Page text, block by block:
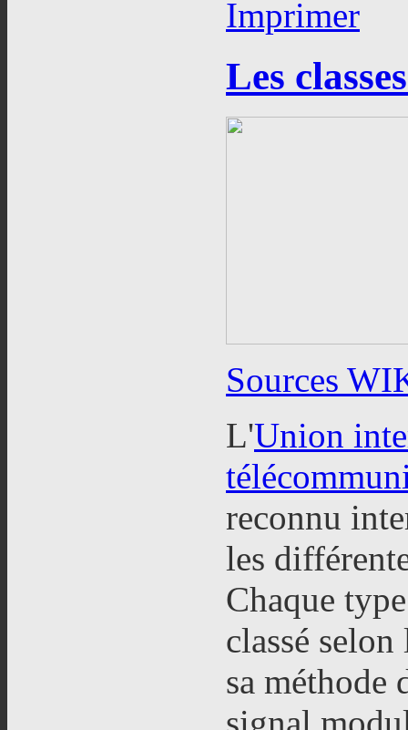
Les
Sources
L'Union
reconnu
les
Chaque
classé
sa méthode